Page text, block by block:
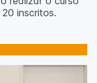
inscritos.